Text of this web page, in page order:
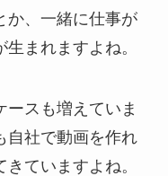
か、一緒に仕事が
まれますよね。
ースも増えていま
自社で動画を作れ
ていますよね。